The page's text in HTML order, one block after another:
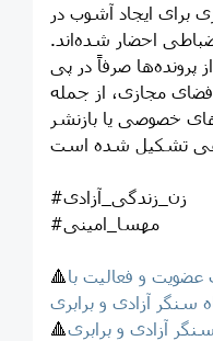
برای ایجاد آشوب در
احضار شده‌اند.
پرونده‌ها صرفاً در پی
مجازی، از جمله
خصوصی یا بازنشر
#زن_زندگی_آزادی
#مهسا_امینی
🔺و فعالیت با
سنگر آزادی و برابری
🔺آزادی و برابری